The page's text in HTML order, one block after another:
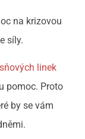
na krizovou
síly.
linek
pomoc. Proto
by se vám